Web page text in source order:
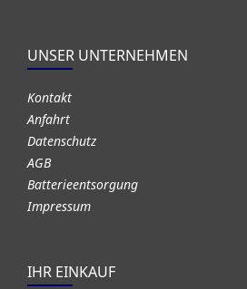
UNSER UNTERNEHMEN
Kontakt
Anfahrt
Datenschutz
AGB
Batterieentsorgung
Impressum
IHR EINKAUF